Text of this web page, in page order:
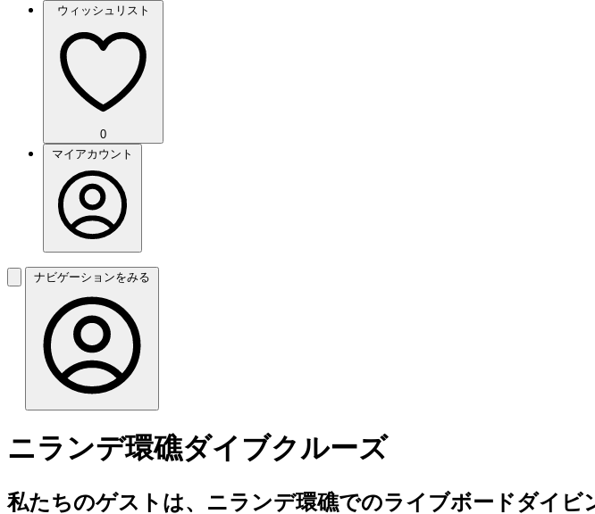
ウィッシュリスト
0
マイアカウント
ナビゲーションをみる
ニランデ環礁ダイブクルーズ
私たちのゲストは、ニランデ環礁でのライブボードダイビ